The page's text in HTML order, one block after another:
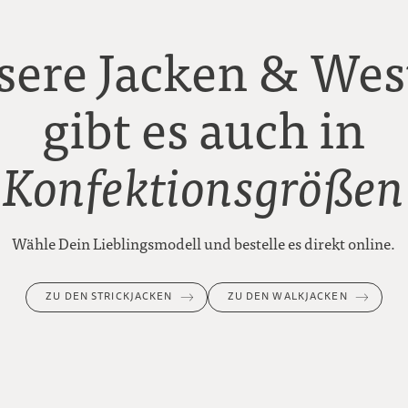
Jacken &
gibt es auch in
Konfektionsgrößen
Wähle Dein Lieblingsmodell und bestelle es direkt online.
ZU DEN STRICKJACKEN ZU DEN WALKJACKEN